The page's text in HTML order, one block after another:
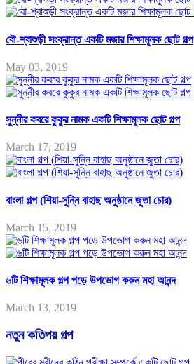
বৌ-শ্বাশুড়ী সংক্রান্ত একটি মজার শিক্ষামূলক ছোট গল্প
May 03, 2019
সুন্নীর কবরে কুকুর নামক একটি শিক্ষামূলক ছোট গল্প
March 17, 2019
বাংলা গল্প (শিয়া-সুন্নি বাহাছ অনুষ্ঠানে জুতা চোর)
March 15, 2019
৬টি শিক্ষামূলক গল্প পড়ে উপভোগ করুন মহা আনন্দ
March 13, 2019
নতুন কতিপয় গল্প